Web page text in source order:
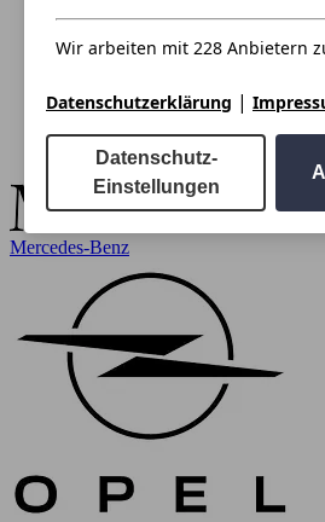
Mercedes-Benz
Wir arbeiten mit 228 Anbietern
Datenschutzerklärung |
Datenschutz-
Einstellungen